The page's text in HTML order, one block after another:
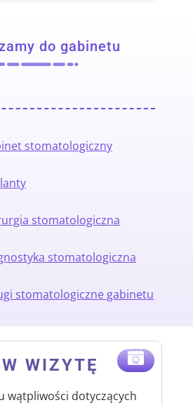
do gabinetu
stomatologiczny
stomatologiczna
stomatologiczna
stomatologiczne gabinetu
WIZYTĘ
wątpliwości dotyczących